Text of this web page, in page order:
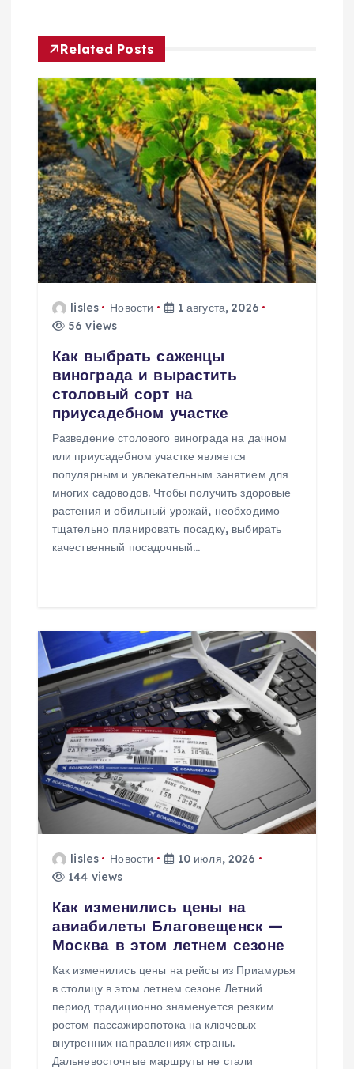
г
а
ц
и
я
п
о
Related Posts
lisles Новости
1 августа, 2026
56 views
Как выбрать саженцы
винограда и вырастить
столовый сорт на
приусадебном участке
Разведение столового винограда на дачном
или приусадебном участке является
популярным и увлекательным занятием для
многих садоводов. Чтобы получить здоровые
растения и обильный урожай, необходимо
тщательно планировать посадку, выбирать
качественный посадочный…
lisles Новости
10 июля, 2026
144 views
Как изменились цены на
авиабилеты Благовещенск —
Москва в этом летнем сезоне
Как изменились цены на рейсы из Приамурья
в столицу в этом летнем сезоне Летний
период традиционно знаменуется резким
ростом пассажиропотока на ключевых
внутренних направлениях страны.
Дальневосточные маршруты не стали